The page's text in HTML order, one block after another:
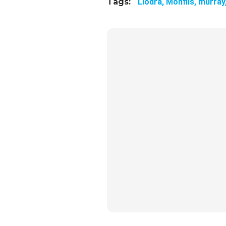
Tags: Llodra, Monfils,